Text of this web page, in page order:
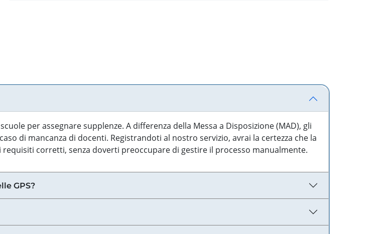
per assegnare supplenze. A differenza della Messa a Disposizione (MAD), gli
di mancanza di docenti. Registrandoti al nostro servizio, avrai la certezza che la
corretti, senza doverti preoccupare di gestire il processo manualmente.
GPS?